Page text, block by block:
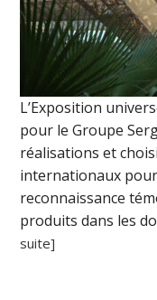
L’Exposition
pour le Groupe
réalisations et
internationaux
reconnaissance
produits dans les
suite]